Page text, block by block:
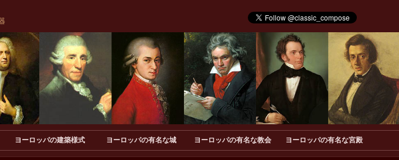
ヨーロッパの建築様式 ヨーロッパの有名な城 ヨーロッパの有名な教会 ヨーロッパの有名な宮殿